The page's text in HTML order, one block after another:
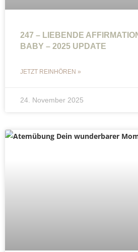
247 – LIEBENDE
BABY – 2025 UPDATE
JETZT REINHÖREN »
24. November 2025